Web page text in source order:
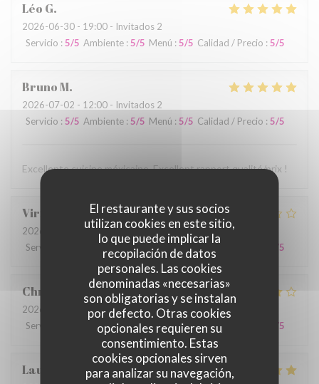
El restaurante y sus socios
utilizan cookies en este sitio,
lo que puede implicar la
recopilación de datos
personales. Las cookies
denominadas «necesarias»
son obligatorias y se instalan
por defecto. Otras cookies
opcionales requieren su
consentimiento. Estas
cookies opcionales sirven
para analizar su navegación,
Léo G
2026-06-30 - 19:00 - Invitados 2
Servicio : 5/5 Ambiente :5/5 Menú :5/5 Calidad / Precio :5/5
BrunoM
2026-07-02 - 12:00 - Invitados 2
Servicio : 5/5 Ambiente : 5/5 Menú : 5/5 Calidad / Precio : 5/5
Excellente cuisine méxicaine. Excellent rapport qualité/prix !
Viridiana
2026-06-18
- 19:30 - Invitados 4
Servicio
Ambiente 3/5 Menú : 3 /5 Calidad / Precio /5
Christelle
2026-07-01
- 19:00 - Invitados 4
Servicio
Ambiente:5/5 Menú:5/5 Calidad / Precio /5
Laura